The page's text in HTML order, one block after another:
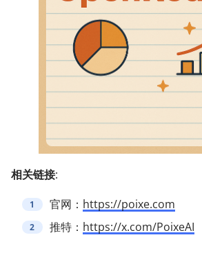
相关链接:
官网： https://poixe.com
推特： https://x.com/PoixeAI